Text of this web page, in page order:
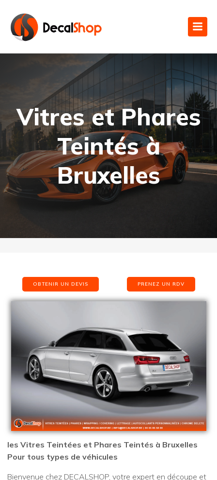
Vitres et Phares
Teintés à
Bruxelles
OBTENIR UN DEVIS PRENEZ UN RDV
les Vitres Teintées et Phares Teintés à Bruxelles
Pour tous types de véhicules
Bienvenue chez DECALSHOP, votre expert en découpe et